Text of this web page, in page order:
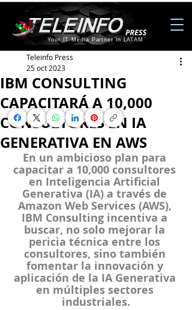
Your IT Media Partner in LATAM
IBM CONSULTING
CAPACITARÁ A 10,000
CONSULTORES EN IA
GENERATIVA EN AWS
Teleinfo Press
25 oct 2023
En un ambicioso plan para
capacitar a 10,000 consultores
en Inteligencia Artificial
Generativa (IA) a través de
Amazon Web Services (AWS),
IBM Consulting incentiva a
buscar, no solo mejorar la
pericia técnica entre los
consultores, sino también
fomentar la innovación y
aplicación de la IA Generativa
en múltiples sectores
industriales.